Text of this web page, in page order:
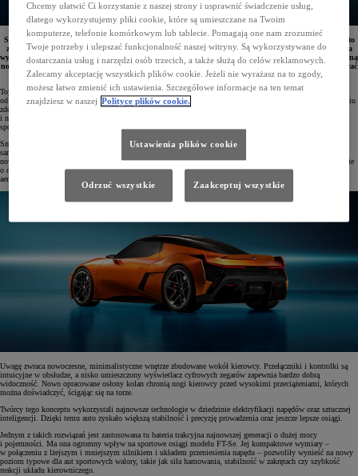
Sportowa Toyota FT-Se z bateryjnym napędem elektrycznym to nowy koncepcyjny model marki. Auto
zachwyca nisko osadzonym, szerokim nadwoziem i opływową sylwetką o dynamicznych liniach auta
wyczynowego. Zastosowana tu lekkie, sportowe komponenty układu jezdnego, a także baterię trakcyjną
nowej generacji. Zaawansowane technologie pozwalają spersonalizować właściwości jezdne i dostosować
je do stylu życia kierowcy.
Toyota zaprezentowała swój nowy koncepcyjny pojazd z bateryjnym napędem elektrycznym – FT-Se (skrót
od „Future Toyota Sports electric”). Jest to dwuosobowy sportowy model, który powstał dzięki doświadczeniu
zdobywanemu na torach przez zespół TOYOTA GAZOO Racing. Charakteryzuje się świetnymi osiągami
i niezapomnianymi wrażeniami z jazdy – bez emisji spalin! Stanowi ucieleśnienie wizji samochodów
sportowych Toyoty neutralnych klimatycznie.
Smukłe, opływowe nadwozie Toyoty FT-Se o wysokości zaledwie 1220 mm przywodzi na myśl klasyczne
samochody sportowe, które współtworzyły legendę Toyoty. Znaczna szerokość auta –1895 mm – sprawia, że
nowy koncept jest mocno osadzony na drodze i przygotowany do szybkiego pokonywania zakrętów. Nadwozie
o długości 4380 mm zostało wpisane w kształt trapezu i dopracowane pod kątem właściwości
aerodynamicznych.
Uwagę zwraca nowoczesne, minimalistyczne wnętrze zbudowane wokół kierowcy. Przełączniki i kontrolki są
intuicyjne w obsłudze, a nisko umieszczony wyświetlacz cyfrowych zegarów zapewnia bardzo dobrą
widoczność. Nowo opracowane osłony kolan chronią nogi kierowcy przed wysokimi przeciążeniami, których
można doświadczyć, ścigając się na torze.
Twórcy tego konceptu wykorzystali najnowsze technologie w dziedzinie elektryfikacji napędów oraz sztucznej
inteligencji. Dzięki temu auto zyskało większą stabilność i precyzję prowadzenia oraz jeszcze lepsze osiągi.
Jednym z takich rozwiązań jest zastosowana tu bateria trakcyjna najnowszej generacji o dużej mocy
i pojemności. Ma ona ogromny wpływ na sportowe osiągi modelu FT-Se. Jej kompaktowe wymiary –
w połączeniu z lżejszym i mniejszym silnikiem i układem przeniesienia napędu – pozwoliły wynieść na nowy
poziom typowe dla aut sportowych walory, takie jak siła hamowania, stabilność w zakrętach czy szybkość
reakcji układu kierowniczego.
Chcemy ułatwić Ci korzystanie z naszej strony i usprawnić świadczenie usług,
dlatego wykorzystujemy pliki cookie, które są umieszczane na Twoim
komputerze, telefonie komórkowym lub tablecie. Pomagają one nam zrozumieć
Twoje potrzeby i ulepszać funkcjonalność naszej witryny. Są wykorzystywane do
dostarczania usług i narzędzi osób trzecich, a także służą do celów reklamowych.
Zalecamy akceptację wszystkich plików cookie. Jeżeli nie wyrażasz na to zgody,
możesz łatwo zmienić ich ustawienia. Szczegółowe informacje na ten temat
znajdziesz w naszej Polityce plików cookie.
Ustawienia plików cookie
Odrzuć wszystkie Zaakceptuj wszystkie